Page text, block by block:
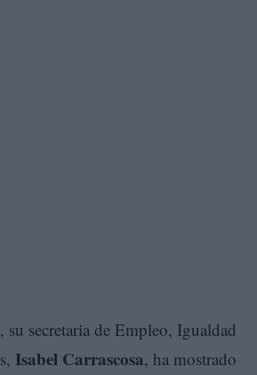
secretaria de Empleo, Igualdad
Isabel Carrascosa, ha mostrado